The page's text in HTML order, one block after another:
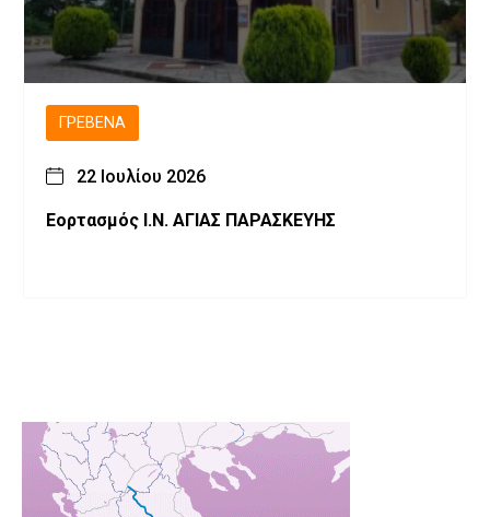
ΓΡΕΒΕΝΆ
22 Ιουλίου 2026
Εορτασμός Ι.Ν. ΑΓΙΑΣ ΠΑΡΑΣΚΕΥΗΣ